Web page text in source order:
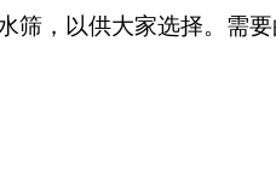
，以供大家选择。需要